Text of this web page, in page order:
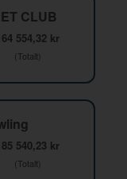
CLUB
554,32 kr
(Totalt)
540,23 kr
(Totalt)